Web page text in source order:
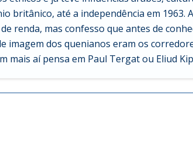
britânico, até a independência em 1963.
renda, mas confesso que antes de
imagem dos quenianos eram os
mais aí pensa em Paul Tergat ou Eliud